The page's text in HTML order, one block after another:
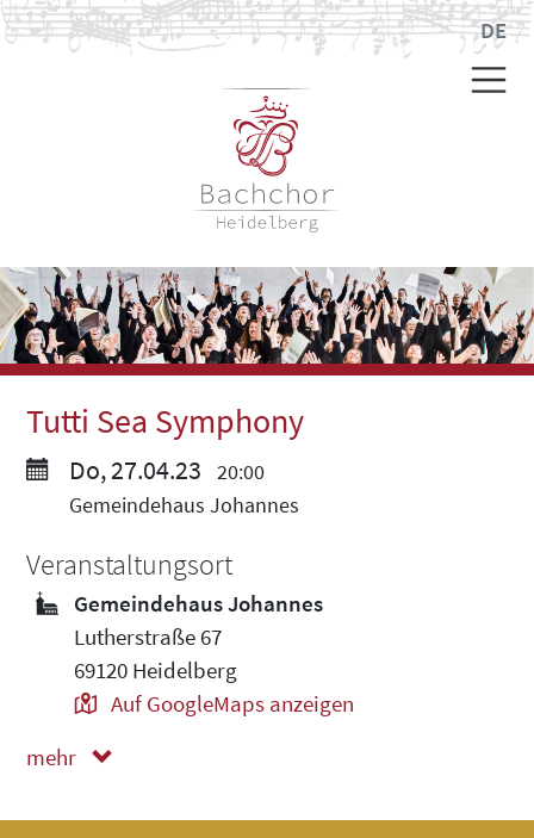
DE
Tutti Sea Symphony
Do, 27.04.23
20:00
Gemeindehaus Johannes
Veranstaltungsort
Gemeindehaus Johannes
Lutherstraße 67
69120 Heidelberg
Auf GoogleMaps anzeigen
mehr